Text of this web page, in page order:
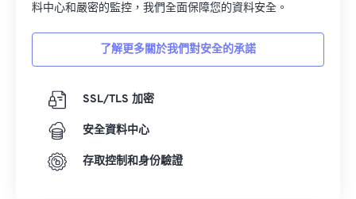
料中心和嚴密的監控，我們全面保障您的資料安全。
了解更多關於我們對安全的承諾
SSL/TLS 加密
安全資料中心
存取控制和身份驗證